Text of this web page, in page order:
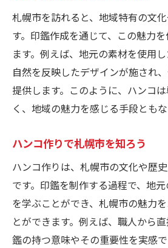
札幌市を訪れると、地域特有の文
す。印鑑作成を通じて、この魅力
ます。例えば、地元の素材を使用
自然を反映したデザインが施され
提供します。このように、ハンコ
く、地域の魅力を感じる手段ともな
ハンコ作りで札幌市を知ろう
ハンコ作りは、札幌市の文化や歴
です。印鑑を制作する過程で、地
を学ぶことができ、札幌市の魅力
とができます。例えば、職人から
鑑の持つ意味やその重要性を実感